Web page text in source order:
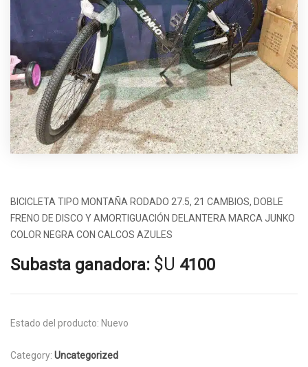
BICICLETA TIPO MONTAÑA RODADO 27.5, 21 CAMBIOS, DOBLE
FRENO DE DISCO Y AMORTIGUACIÓN DELANTERA MARCA JUNKO
COLOR NEGRA CON CALCOS AZULES
Subasta ganadora: $U 4100
Estado del producto: Nuevo
Category: Uncategorized